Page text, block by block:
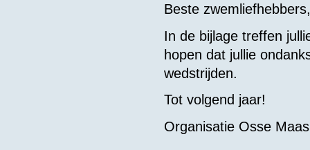
Beste zwemliefhebbers,
In de bijlage treffen
hopen dat jullie
wedstrijden.
Tot volgend jaar!
Organisatie Osse